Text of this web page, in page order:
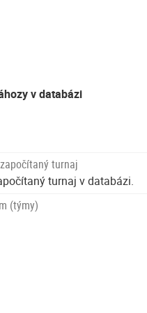
v databázi
turnaj
turnaj v databázi.
(týmy)